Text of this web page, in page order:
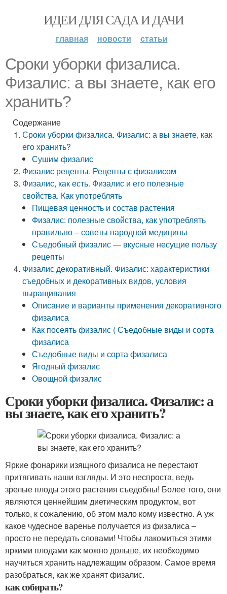
ИДЕИ ДЛЯ САДА И ДАЧИ
главная новости статьи
Сроки уборки физалиса.
Физалис: а вы знаете, как его
хранить?
Содержание
Сроки уборки физалиса. Физалис: а вы знаете, как
его хранить?
Сушим физалис
Физалис рецепты. Рецепты с физалисом
Физалис, как есть. Физалис и его полезные
свойства. Как употреблять
Пищевая ценность и состав растения
Физалис: полезные свойства, как употреблять
правильно – советы народной медицины
Съедобный физалис — вкусные несущие пользу
рецепты
Физалис декоративный. Физалис: характеристики
съедобных и декоративных видов, условия
выращивания
Описание и варианты применения декоративного
физалиса
Как посеять физалис ( Съедобные виды и сорта
физалиса
Съедобные виды и сорта физалиса
Ягодный физалис
Овощной физалис
Сроки уборки физалиса. Физалис: а
вы знаете, как его хранить?
Яркие фонарики изящного физалиса не перестают
притягивать наши взгляды. И это неспроста, ведь
зрелые плоды этого растения съедобны! Более того, они
являются ценнейшим диетическим продуктом, вот
только, к сожалению, об этом мало кому известно. А уж
какое чудесное варенье получается из физалиса –
просто не передать словами! Чтобы лакомиться этими
яркими плодами как можно дольше, их необходимо
научиться хранить надлежащим образом. Самое время
разобраться, как же хранят физалис.
как собирать?